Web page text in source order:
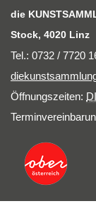
die
Stock, 4020 Linz
Tel.: 0732 / 7720
Öffnungszeiten: DI